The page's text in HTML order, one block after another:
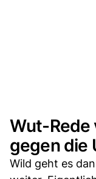
Wut-Rede
gegen die
Wild geht es